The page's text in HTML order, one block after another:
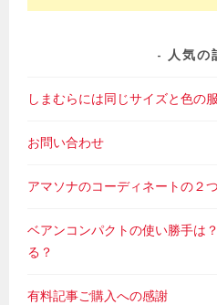
人気の
しまむらには同じサイズと色の
お問い合わせ
アマソナのコーディネートの２
ベアンコンパクトの使い勝手は
る？
有料記事ご購入への感謝